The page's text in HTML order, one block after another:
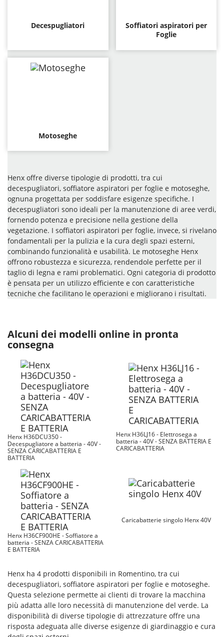
Decespugliatori
Soffiatori aspiratori per
Foglie
Motoseghe
Henx offre diverse tipologie di prodotti, tra cui
decespugliatori, soffiatore aspiratori per foglie e motoseghe,
ognuna progettata per soddisfare esigenze specifiche. I
decespugliatori sono ideali per la manutenzione di aree verdi,
fornendo potenza e precisione nella gestione della
vegetazione. I soffiatori aspiratori per foglie, invece, si rivelano
fondamentali per la pulizia e la cura degli spazi esterni,
combinando funzionalità e usabilità. Le motoseghe Henx
offrono robustezza e sicurezza, rendendole perfette per il
taglio di legna e rami problematici. Ogni categoria di prodotto
è pensata per un utilizzo efficiente e con caratteristiche
tecniche che facilitano le operazioni e migliorano i risultati.
Alcuni dei modelli online in pronta
consegna
Henx H36DCU350 -
Decespugliatore a batteria - 40V -
SENZA CARICABATTERIA E
BATTERIA
Henx H36LJ16 - Elettrosega a
batteria - 40V - SENZA BATTERIA E
CARICABATTERIA
Henx H36CF900HE - Soffiatore a
batteria - SENZA CARICABATTERIA
E BATTERIA
Caricabatterie singolo Henx 40V
Henx ha 4 prodotti disponibili in Romentino, tra cui
decespugliatori, soffiatore aspiratori per foglie e motoseghe.
Questa selezione permette ai clienti di trovare la macchina
più adatta alle loro necessità di manutenzione del verde. La
disponibilità di diverse tipologie di attrezzature offre una
risposta adeguata alle diverse esigenze di giardinaggio e cura